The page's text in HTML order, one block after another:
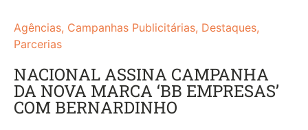
Agências, Campanhas Publicitárias, Destaques,
Parcerias
NACIONAL ASSINA CAMPANHA
DA NOVA MARCA ‘BB EMPRESAS’
COM BERNARDINHO